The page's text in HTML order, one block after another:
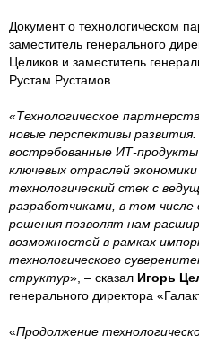
Документ о технологическом
заместитель генерального
Целиков и заместитель
Рустам Рустамов.
«Технологическое
новые перспективы
востребованные ИТ-
ключевых отраслей
технологический стек с
разработчиками, в том
решения позволят нам
возможностей в рамках
технологического
структур», – сказал Игорь
генерального директора
«Продолжение